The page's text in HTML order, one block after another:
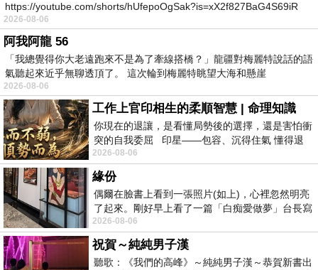
https://youtube.com/shorts/hUfepoOgSak?is=xX2f827BaG4S69iR
https
2026-08-06
阿我阿龍 56
「我總覺得你大老遠跑來不是為了牽線搭橋？」龍疆對梅麗特說話的語
氣聽起來近乎無聊透頂了。 這次輪到梅麗特眺望大海和懸崖
2026-08-06
工作上官印相生的柔順智慧 | 命理知識
你現在的退讓，是看懂局勢後的選擇，還是害怕衝
突的自我委屈 印星——包容、沉得住氣 懂得退
一步觀察，不會
2026-08-06
緣份
偶爾在臉書上看到一張照片(如上)，心裡忽然明亮
了起來。剛好早上看了一篇「白痴愛做夢」台長寫
的貼文，在回顧年輕時瘋狂愛上
2026-08-06
祝賀～純純男子漢
聽歌：《我們的高峰》～純純男子漢～恭賀新書出